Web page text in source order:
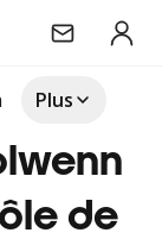
Plus
de